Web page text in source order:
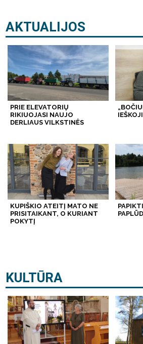
AKTUALIJOS
PRIE ELEVATORIŲ
RIKIUOJASI NAUJO
DERLIAUS VILKSTINĖS
KUPIŠKIO ATEITĮ MATO NE
PRISITAIKANT, O KURIANT
POKYTĮ
KULTŪRA